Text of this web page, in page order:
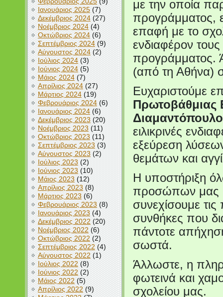
Ιανουάριος 2025(7)
Δεκέμβριος 2024(27)
Νοέμβριος 2024(4)
Οκτώβριος 2024(6)
Σεπτέμβριος 2024(9)
Αύγουστος 2024(2)
Ιούλιος 2024(3)
Ιούνιος 2024(5)
Μάιος 2024(7)
Απρίλιος 2024(27)
Μάρτιος 2024(19)
Φεβρουάριος 2024(6)
Ιανουάριος 2024(6)
Δεκέμβριος 2023 (20)
Νοέμβριος 2023 (11)
Οκτώβριος 2023(11)
Σεπτέμβριος 2023 (3)
Αύγουστος 2023 (2)
Ιούλιος 2023(2)
Ιούνιος 2023(10)
Μάιος 2023 (12)
Απρίλιος 2023 (8)
Μάρτιος 2023 (6)
Φεβρουάριος 2023(8)
Ιανουάριος 2023 (4)
Δεκέμβριος 2022 (20)
Νοέμβριος 2022 (6)
Οκτώβριος 2022 (2)
Σεπτέμβριος 2022 (4)
Αύγουστος 2022 (1)
Ιούλιος 2022 (8)
Ιούνιος 2022 (2)
Μάιος 2022 (5)
Απρίλιος 2022 (9)
με την οποία
προγράμματος,
επαφή με το
ενδιαφέρον τους
προγράμματος.
(από τη Αθήνα)
Ευχαριστούμε
Πρωτοβάθμιας
ειλικρινές
εξεύρεση
θεμάτων και
Η υποστήριξη
προσώπων μας
συνεχίσουμε
συνθήκες που
πάντοτε
σωστά.
Άλλωστε, η
φωτεινά και
σχολείου μας.